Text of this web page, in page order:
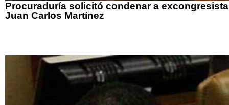
Procuraduría solicitó condenar a excongresista
Juan Carlos Martínez